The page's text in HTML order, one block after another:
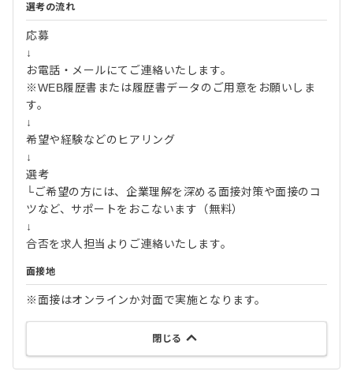
選考の流れ
応募
↓
お電話・メールにてご連絡いたします。
※WEB履歴書または履歴書データのご用意をお願いしま
す。
↓
希望や経験などのヒアリング
↓
選考
└ご希望の方には、企業理解を深める面接対策や面接のコ
ツなど、サポートをおこないます（無料）
↓
合否を求人担当よりご連絡いたします。
面接地
※面接はオンラインか対面で実施となります。
閉じる